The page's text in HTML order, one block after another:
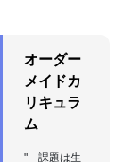
オーダー
メイドカ
リキュラ
ム
" 課題は生